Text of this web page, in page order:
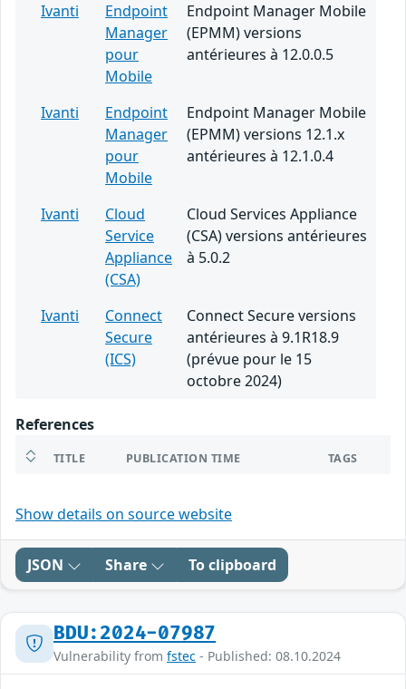
Ivanti
Endpoint
Manager
pour
Mobile
Endpoint Manager Mobile
(EPMM) versions
antérieures à 12.0.0.5
Ivanti
Endpoint
Manager
pour
Mobile
Endpoint Manager Mobile
(EPMM) versions 12.1.x
antérieures à 12.1.0.4
Ivanti
Cloud
Service
Appliance
(CSA)
Cloud Services Appliance
(CSA) versions antérieures
à 5.0.2
Ivanti
Connect
Secure
(ICS)
Connect Secure versions
antérieures à 9.1R18.9
(prévue pour le 15
octobre 2024)
References
TITLE PUBLICATION TIME TAGS
Show details on source website
JSON Share To clipboard
BDU:2024-07987
Vulnerability from fstec - Published: 08.10.2024